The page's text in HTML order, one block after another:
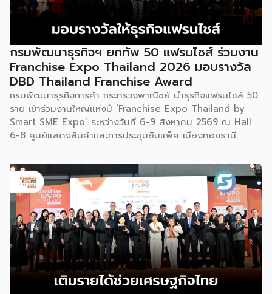
กรมพัฒนาธุรกิจฯ ยกทัพ 50 แฟรนไชส์ ร่วมงาน
Franchise Expo Thailand 2026 มอบรางวัล
DBD Thailand Franchise Award
กรมพัฒนาธุรกิจการค้า กระทรวงพาณิชย์ นำธุรกิจแฟรนไชส์ 50
ราย เข้าร่วมงานใหญ่แห่งปี ‘Franchise Expo Thailand by
Smart SME Expo’ ระหว่างวันที่ 6-9 สิงหาคม 2569 ณ Hall
6-8 ศูนย์แสดงสินค้าและการประชุมอิมแพ็ค เมืองทองธานี
2026 ให้แก่ผู้ประกอบธุรกิจแฟรนไชส์ที่อยู่ในการส่งเสริมสนับสนุน
ของกรมฯ นายพูนพงษ์ นัยนาภากรณ์ อธิบดีกรมพัฒนาธุรกิจ
การค้า กระทรวงพาณิชย์ เปิดเผยภายหลังเป็นประธานเปิดงาน
“งานแฟรนไชส์ เอ็กซ์โป ไทยแลนด์ บาย สมาร์ท เอสเอ็มอี เอ็กซ์
โป (Franchise Expo Thailand by Smart SME Expo)” ซึ่ง
เป็นงานแสดงธุรกิจแฟรนไชส์ชั้นนำที่จัดขึ้นโดย บริษัท พีเอ็มจี
คอร์ปอเรชัน จำกัด เพื่อยกระดับศักยภาพของผู้ประกอบการและ
เจ้าของธุรกิจที่ต้องการขยายกิจการผ่านระบบแฟรนไชส์ […]